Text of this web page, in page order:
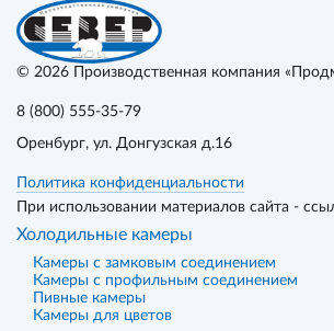
© 2026 Производственная компания
8 (800) 555-35-79
Оренбург, ул. Донгузская д.16
Политика конфиденциальности
При использовании материалов сайта -
Холодильные камеры
Камеры с замковым соединением
Камеры с профильным соединением
Пивные камеры
Камеры для цветов